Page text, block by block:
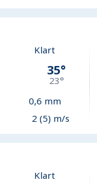
Klart
35°
23°
0,6 mm
2 (5) m/s
Klart